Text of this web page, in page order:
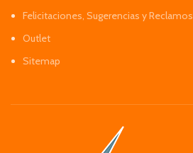
Felicitaciones, Sugerencias y Reclamos
Outlet
Sitemap